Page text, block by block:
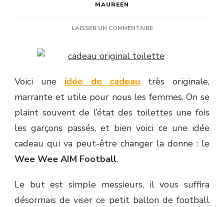
MAUREEN
LAISSER UN COMMENTAIRESUR
ORIGINAL
POUR
ET
GRANDS
Voici une idée de cadeau très originale,
marrante et utile pour nous les femmes. On se
plaint souvent de l’état des toilettes une fois
les garçons passés, et bien voici ce une idée
cadeau qui va peut-être changer la donne : le
Wee Wee AIM Football.
Le but est simple messieurs, il vous suffira
désormais de viser ce petit ballon de football